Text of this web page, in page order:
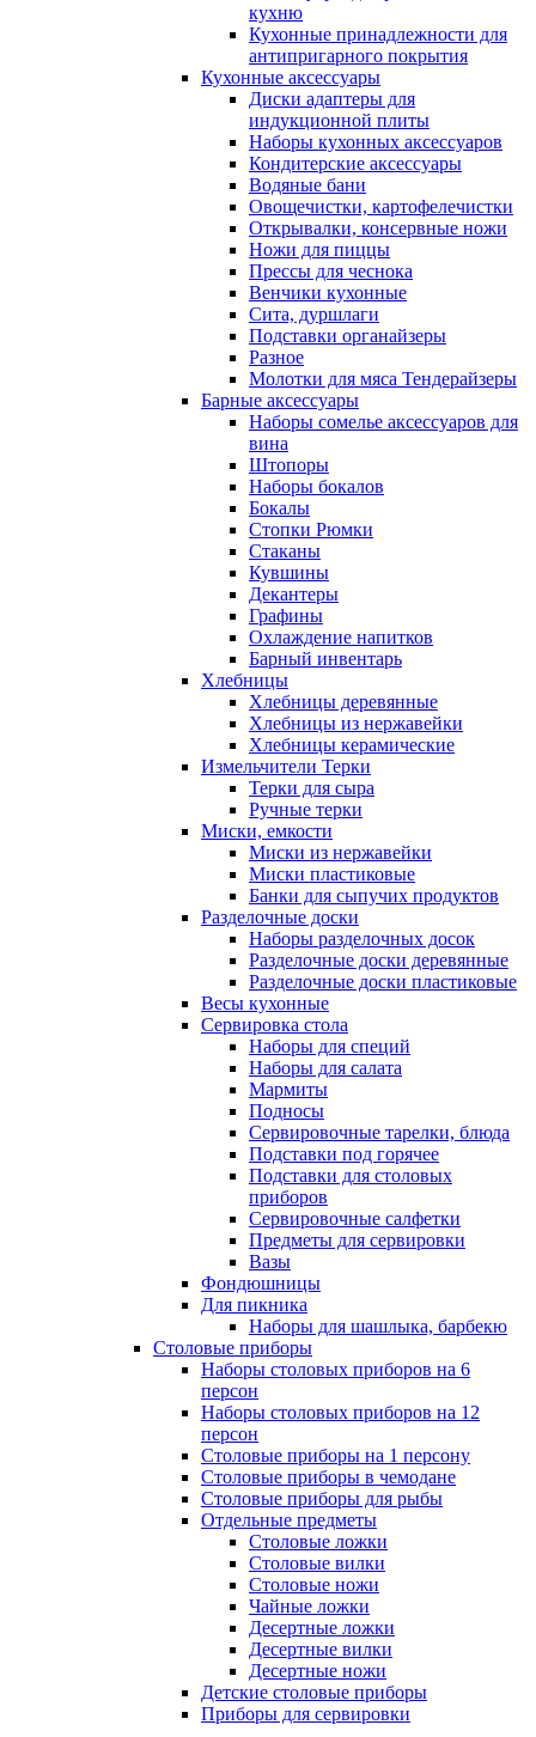
кухню
Кухонные принадлежности для
антипригарного покрытия
Кухонные аксессуары
Диски адаптеры для
индукционной плиты
Наборы кухонных аксессуаров
Кондитерские аксессуары
Водяные бани
Овощечистки, картофелечистки
Открывалки, консервные ножи
Ножи для пиццы
Прессы для чеснока
Венчики кухонные
Сита, дуршлаги
Подставки органайзеры
Разное
Молотки для мяса Тендерайзеры
Барные аксессуары
Наборы сомелье аксессуаров для
вина
Штопоры
Наборы бокалов
Бокалы
Стопки Рюмки
Стаканы
Кувшины
Декантеры
Графины
Охлаждение напитков
Барный инвентарь
Хлебницы
Хлебницы деревянные
Хлебницы из нержавейки
Хлебницы керамические
Измельчители Терки
Терки для сыра
Ручные терки
Миски, емкости
Миски из нержавейки
Миски пластиковые
Банки для сыпучих продуктов
Разделочные доски
Наборы разделочных досок
Разделочные доски деревянные
Разделочные доски пластиковые
Весы кухонные
Сервировка стола
Наборы для специй
Наборы для салата
Мармиты
Подносы
Сервировочные тарелки, блюда
Подставки под горячее
Подставки для столовых
приборов
Сервировочные салфетки
Предметы для сервировки
Вазы
Фондюшницы
Для пикника
Наборы для шашлыка, барбекю
Столовые приборы
Наборы столовых приборов на 6
персон
Наборы столовых приборов на 12
персон
Столовые приборы на 1 персону
Столовые приборы в чемодане
Столовые приборы для рыбы
Отдельные предметы
Столовые ложки
Столовые вилки
Столовые ножи
Чайные ложки
Десертные ложки
Десертные вилки
Десертные ножи
Детские столовые приборы
Приборы для сервировки